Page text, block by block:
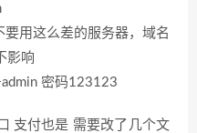
用这么差的服务器，域名
影响
密码123123
支付也是 需要改了几个文